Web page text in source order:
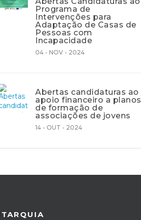
Programa de
Intervenções para
Adaptação de Casas de
Pessoas com
Incapacidade
04 - NOV - 2024
Abertas candidaturas ao
apoio financeiro a planos
de formação de
associações de jovens
14 - OUT - 2024